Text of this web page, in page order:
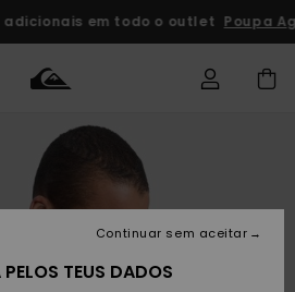
em todo o outlet Poupa
Roupas
Roupas
Surf Shop
Homem
Artigos
Homem
Outlet
Homem
à tua
TEUS DADOS
Continuar sem aceitar